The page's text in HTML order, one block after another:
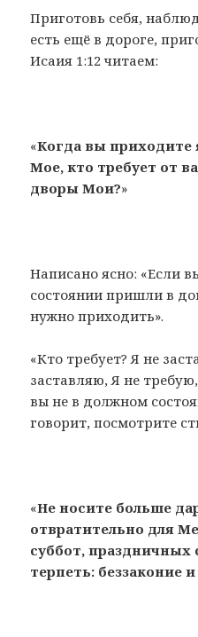
Приготовь себя,
есть ещё в дороге,
Исаия 1:12 читаем:
«Когда вы приходите
Мое, кто требует от
дворы Мои?»
Написано ясно: «Если
состоянии пришли в
нужно приходить».
«Кто требует? Я не
заставляю, Я не
вы не в должном
говорит, посмотрите
«Не носите больше
отвратительно для
суббот, праздничных
терпеть: беззаконие